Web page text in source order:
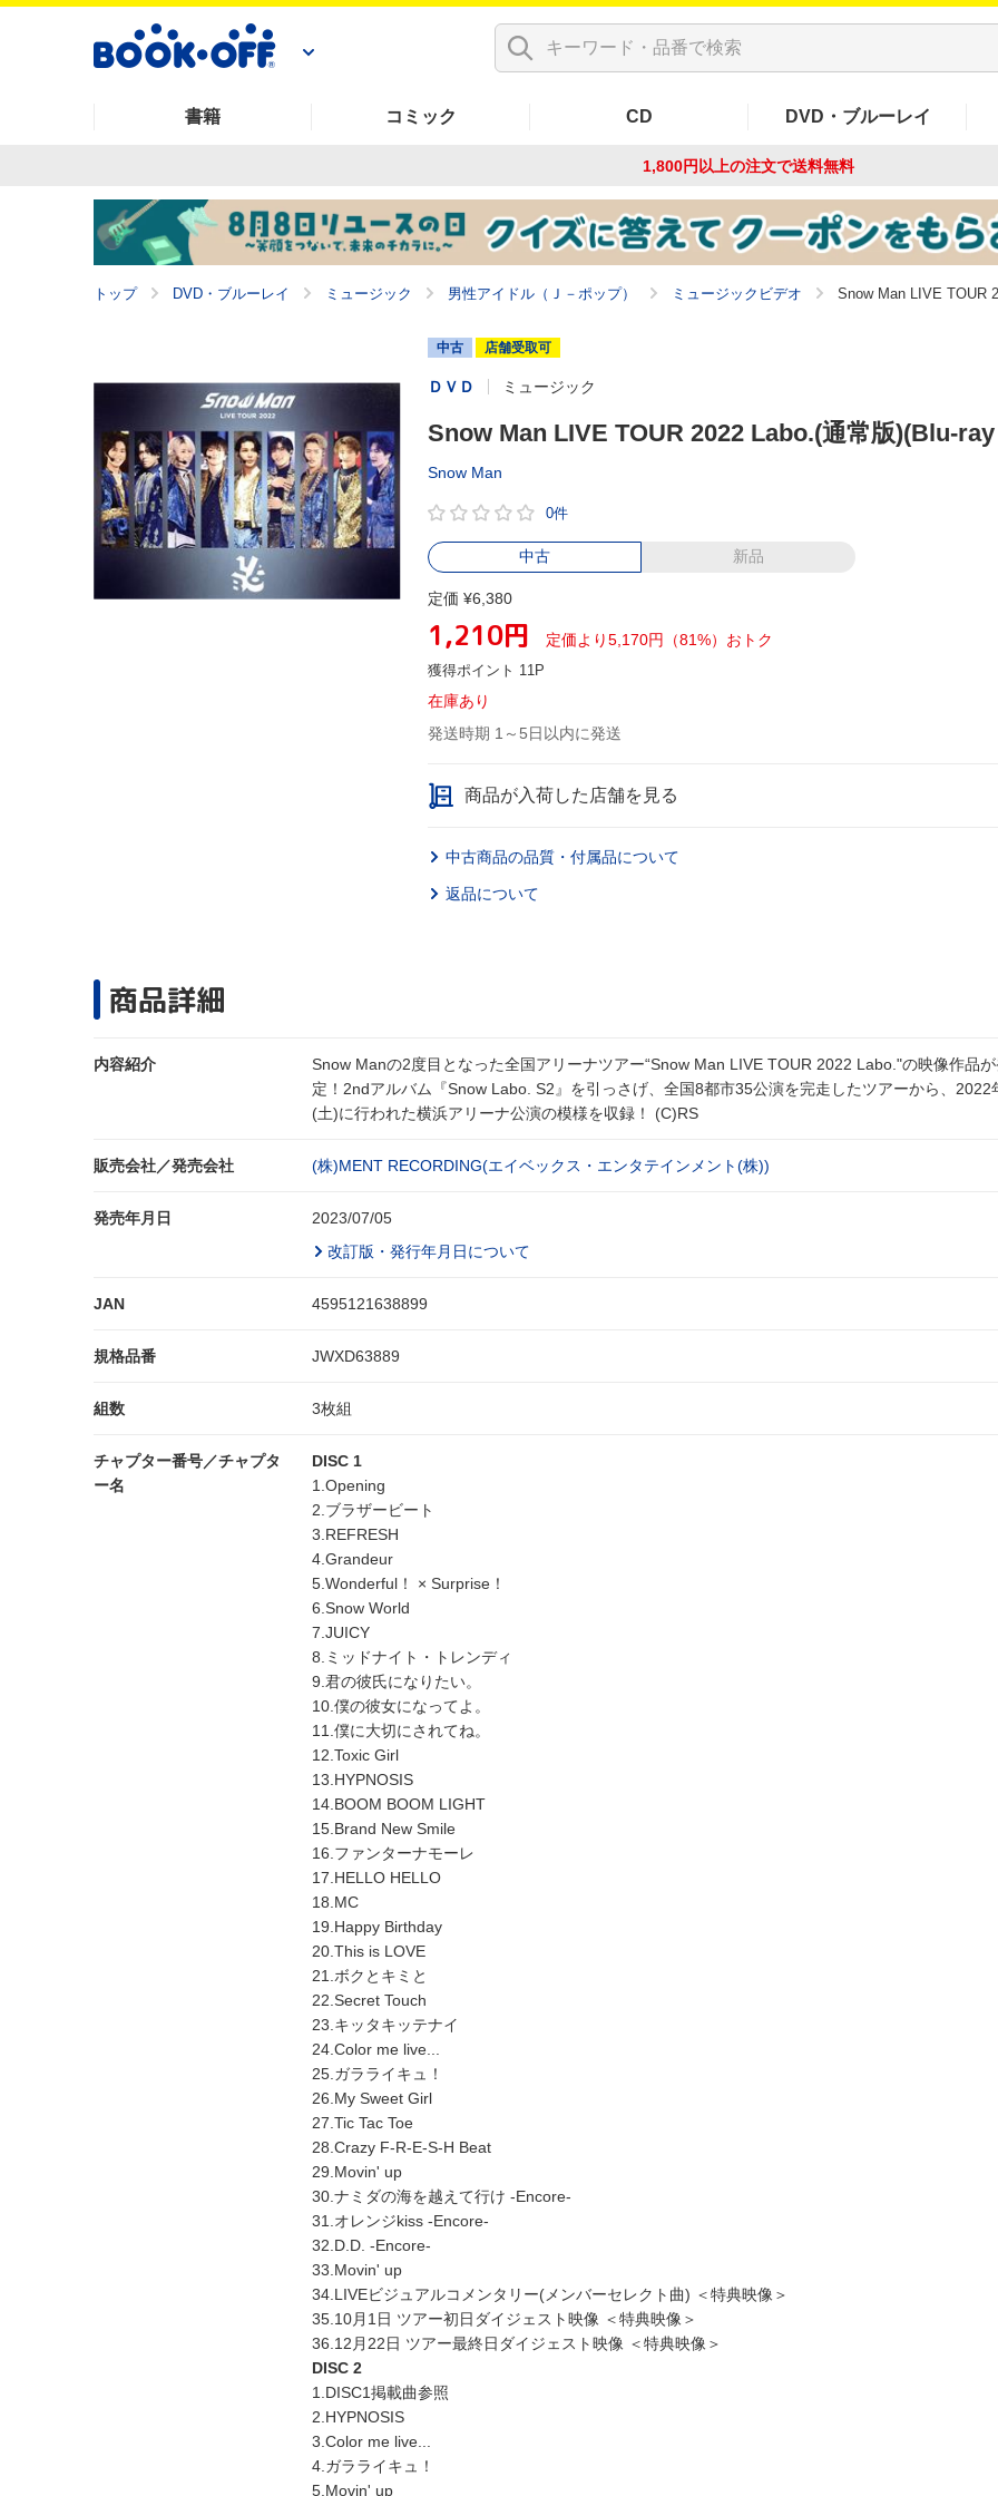
書籍 コミック CD DVD・ブルーレイ
1,800円以上の注文で送料無料
トップ DVD・ブルーレイ ミュージック 男性アイドル（Ｊ－ポップ） ミュージックビデオ Snow Man LIVE TOUR
中古 店舗受取可
ＤＶＤ ミュージック
Snow Man LIVE TOUR 2022 Labo.(通常版)(Blu-
Snow Man
0件
中古 新品
定価 ¥6,380
1,210円 定価より5,170円（81%）おトク
獲得ポイント 11P
在庫あり
発送時期 1～5日以内に発送
商品が入荷した店舗を見る
中古商品の品質・付属品について
返品について
商品詳細
内容紹介
Snow Manの2度目となった全国アリーナツアー“Snow Man LIVE TOUR 2022 Labo."の映像作品
定！2ndアルバム『Snow Labo. S2』を引っさげ、全国8都市35公演を完走したツアーから、2022
(土)に行われた横浜アリーナ公演の模様を収録！ (C)RS
販売会社／発売会社 (株)MENT RECORDING(エイベックス・エンタテインメント(株))
発売年月日
2023/07/05
改訂版・発行年月日について
JAN 4595121638899
規格品番 JWXD63889
組数 3枚組
チャプター番号／チャプタ
ー名
DISC 1
1.Opening
2.ブラザービート
3.REFRESH
4.Grandeur
5.Wonderful！ × Surprise！
6.Snow World
7.JUICY
8.ミッドナイト・トレンディ
9.君の彼氏になりたい。
10.僕の彼女になってよ。
11.僕に大切にされてね。
12.Toxic Girl
13.HYPNOSIS
14.BOOM BOOM LIGHT
15.Brand New Smile
16.ファンターナモーレ
17.HELLO HELLO
18.MC
19.Happy Birthday
20.This is LOVE
21.ボクとキミと
22.Secret Touch
23.キッタキッテナイ
24.Color me live...
25.ガラライキュ！
26.My Sweet Girl
27.Tic Tac Toe
28.Crazy F-R-E-S-H Beat
29.Movin' up
30.ナミダの海を越えて行け -Encore-
31.オレンジkiss -Encore-
32.D.D. -Encore-
33.Movin' up
34.LIVEビジュアルコメンタリー(メンバーセレクト曲) ＜特典映像＞
35.10月1日 ツアー初日ダイジェスト映像 ＜特典映像＞
36.12月22日 ツアー最終日ダイジェスト映像 ＜特典映像＞
DISC 2
1.DISC1掲載曲参照
2.HYPNOSIS
3.Color me live...
4.ガラライキュ！
5.Movin' up